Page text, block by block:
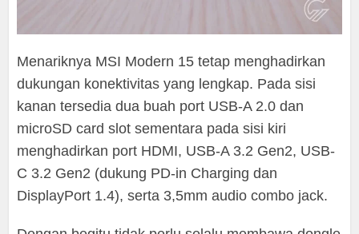
Menariknya MSI Modern 15 tetap menghadirkan
dukungan konektivitas yang lengkap. Pada sisi
kanan tersedia dua buah port USB-A 2.0 dan
microSD card slot sementara pada sisi kiri
menghadirkan port HDMI, USB-A 3.2 Gen2, USB-
C 3.2 Gen2 (dukung PD-in Charging dan
DisplayPort 1.4), serta 3,5mm audio combo jack.